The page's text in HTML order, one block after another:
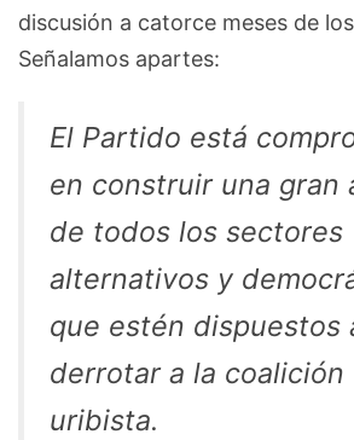
discusión a catorce meses de
Señalamos apartes:
El Partido está
en construir una gran
de todos los sectores
alternativos y
que estén dispuestos
derrotar a la coalición
uribista.